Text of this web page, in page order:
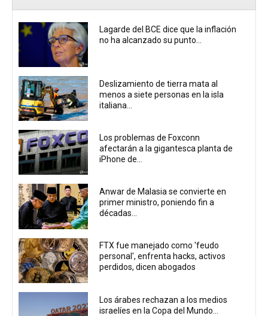
Lagarde del BCE dice que la inflación
no ha alcanzado su punto...
Deslizamiento de tierra mata al
menos a siete personas en la isla
italiana...
Los problemas de Foxconn
afectarán a la gigantesca planta de
iPhone de...
Anwar de Malasia se convierte en
primer ministro, poniendo fin a
décadas...
FTX fue manejado como 'feudo
personal', enfrenta hacks, activos
perdidos, dicen abogados
Los árabes rechazan a los medios
israelíes en la Copa del Mundo...